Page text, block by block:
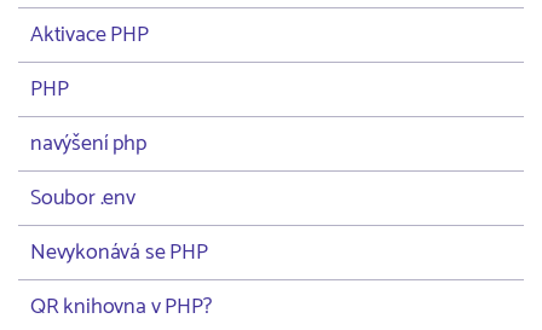
Aktivace PHP
PHP
navýšení php
Soubor .env
Nevykonává se PHP
QR knihovna v PHP?